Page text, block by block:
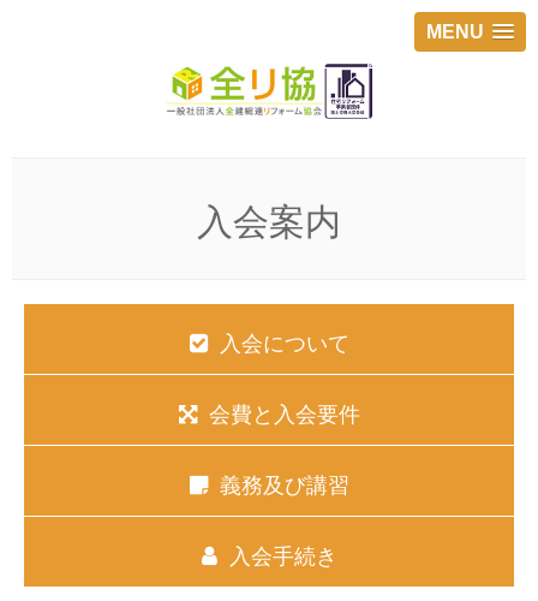
MENU
入会案内
入会について
会費と入会要件
義務及び講習
入会手続き